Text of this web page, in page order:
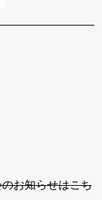
お知らせはこち